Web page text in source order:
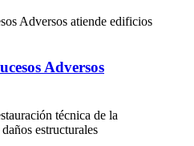
Adversos